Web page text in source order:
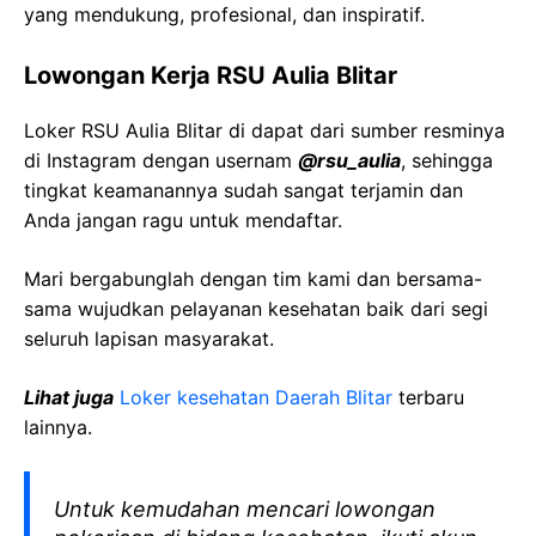
yang mendukung, profesional, dan inspiratif.
Lowongan Kerja RSU Aulia Blitar
Loker RSU Aulia Blitar di dapat dari sumber resminya
di Instagram dengan usernam @rsu_aulia, sehingga
tingkat keamanannya sudah sangat terjamin dan
Anda jangan ragu untuk mendaftar.
Mari bergabunglah dengan tim kami dan bersama-
sama wujudkan pelayanan kesehatan baik dari segi
seluruh lapisan masyarakat.
Lihat juga Loker kesehatan Daerah Blitar terbaru
lainnya.
Untuk kemudahan mencari lowongan